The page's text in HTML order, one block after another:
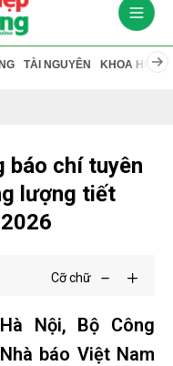
TÀI NGUYÊN KHOA HỌC
báo chí tuyên
lượng tiết
Cỡ chữ
Nội, Bộ Công
báo Việt Nam